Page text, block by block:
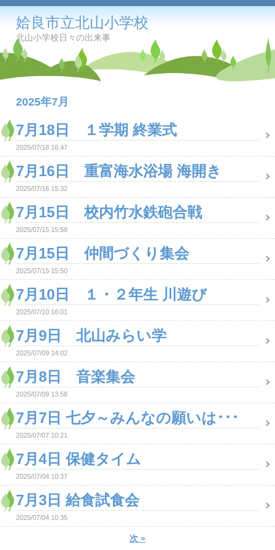
姶良市立北山小学校
北山小学校日々の出来事
2025年7月
7月18日 １学期 終業式
2025/07/18 16:47
7月16日 重富海水浴場 海開き
2025/07/16 15:32
7月15日 校内竹水鉄砲合戦
2025/07/15 15:58
7月15日 仲間づくり集会
2025/07/15 15:50
7月10日 １・２年生 川遊び
2025/07/10 16:01
7月9日 北山みらい学
2025/07/09 14:02
7月8日 音楽集会
2025/07/09 13:58
7月7日 七夕～みんなの願いは･･･
2025/07/07 10:21
7月4日 保健タイム
2025/07/04 10:37
7月3日 給食試食会
2025/07/04 10:35
次 »